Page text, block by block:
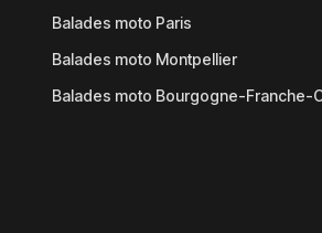
Balades moto Paris
Balades moto Montpellier
Balades moto Bourgogne-Franche-